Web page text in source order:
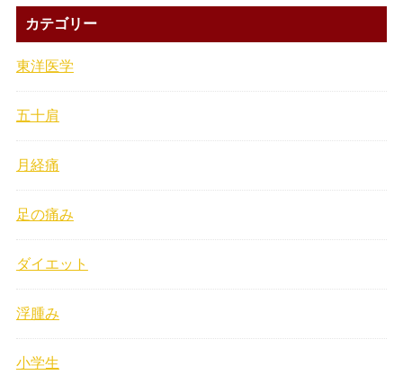
カテゴリー
東洋医学
五十肩
月経痛
足の痛み
ダイエット
浮腫み
小学生